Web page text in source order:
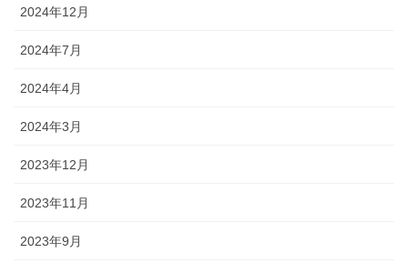
2024年12月
2024年7月
2024年4月
2024年3月
2023年12月
2023年11月
2023年9月